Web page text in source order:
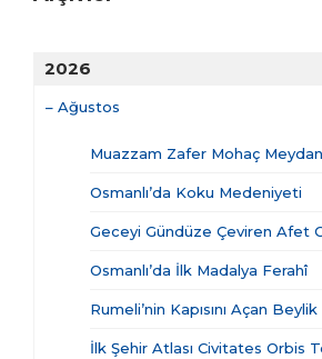
2026
– Ağustos
Muazzam Zafer Mohaç
Osmanlı’da Koku Medeniyeti
Geceyi Gündüze Çeviren Afet
Osmanlı’da İlk Madalya Ferahî
Rumeli’nin Kapısını Açan
İlk Şehir Atlası Civitates Orbis